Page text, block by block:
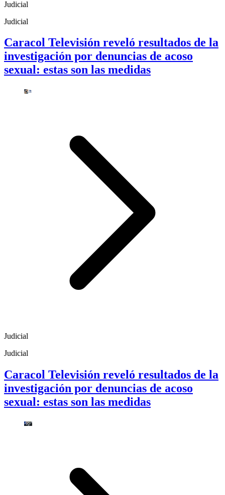
Judicial
Judicial
Caracol Televisión reveló resultados de la
investigación por denuncias de acoso
sexual: estas son las medidas
Judicial
Judicial
Caracol Televisión reveló resultados de la
investigación por denuncias de acoso
sexual: estas son las medidas